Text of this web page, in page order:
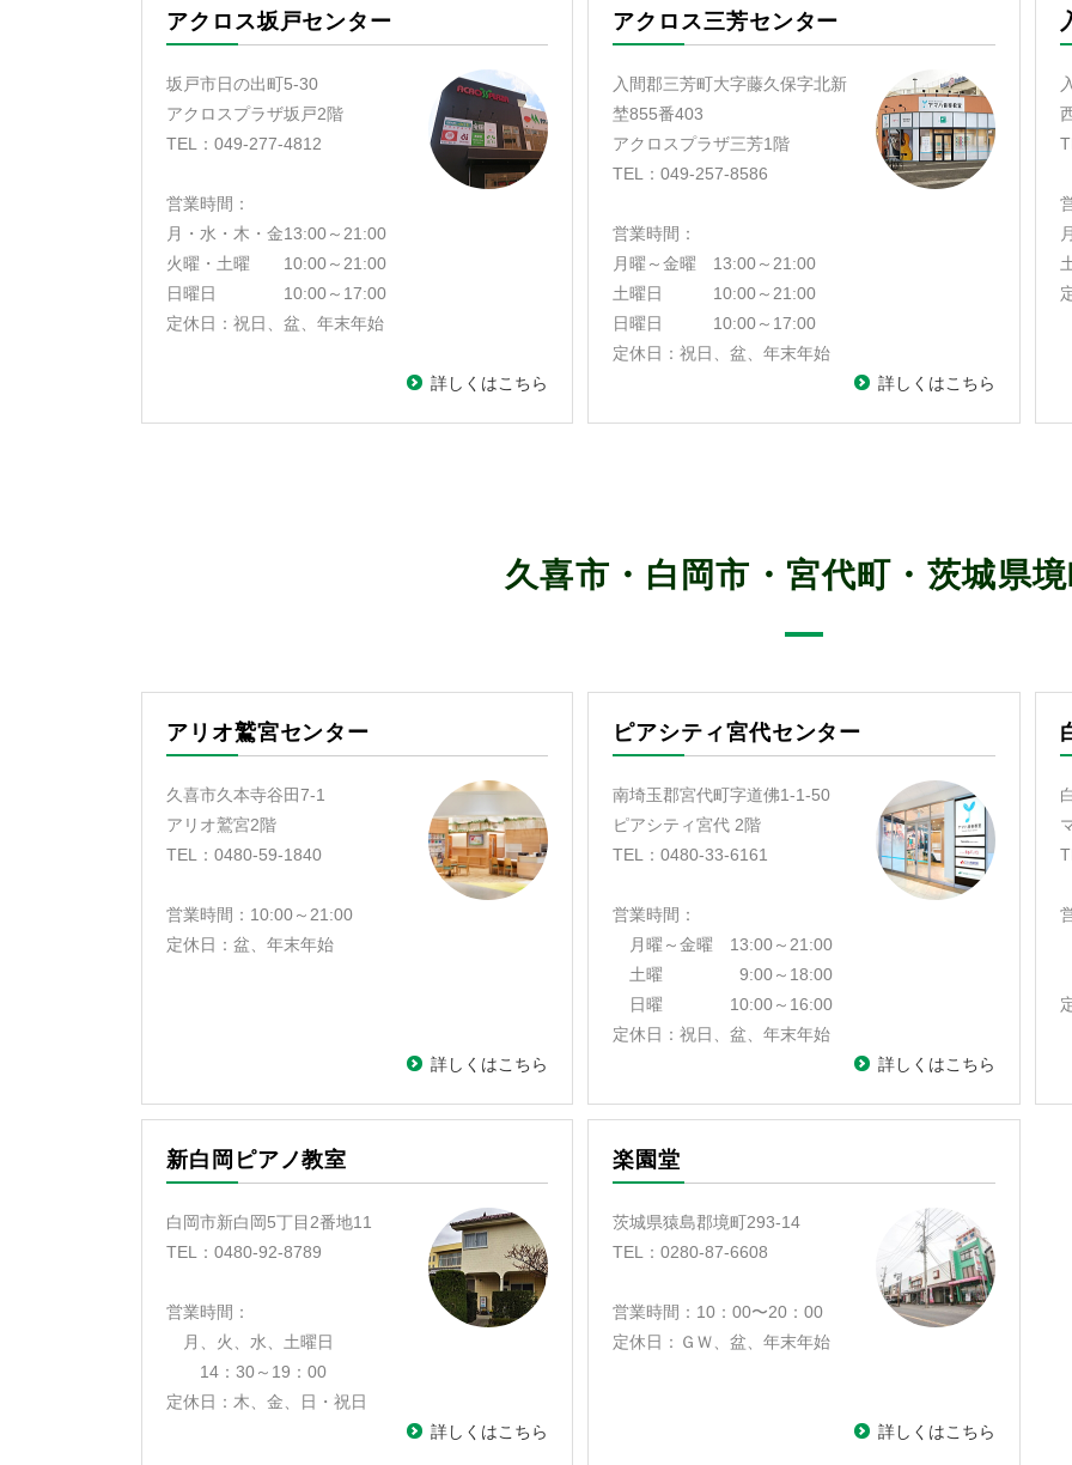
アクロス坂戸センター
坂戸市日の出町5-30
アクロスプラザ坂戸2階
TEL：049-277-4812
営業時間：
月・水・木・金13:00～21:00
火曜・土曜 10:00～21:00
日曜日 10:00～17:00
定休日：祝日、盆、年末年始
詳しくはこちら
アクロス三芳センター
入間郡三芳町大字藤久保字北新
埜855番403
アクロスプラザ三芳1階
TEL：049-257-8586
営業時間：
月曜～金曜 13:00～21:00
土曜日 10:00～21:00
日曜日 10:00～17:00
定休日：祝日、盆、年末年始
詳しくはこちら
久喜市・白岡市・宮代町・茨城県
アリオ鷲宮センター
久喜市久本寺谷田7-1
アリオ鷲宮2階
TEL：0480-59-1840
営業時間：10:00～21:00
定休日：盆、年末年始
詳しくはこちら
ピアシティ宮代センター
南埼玉郡宮代町字道佛1-1-50
ピアシティ宮代 2階
TEL：0480-33-6161
営業時間：
月曜～金曜 13:00～21:00
土曜 9:00～18:00
日曜 10:00～16:00
定休日：祝日、盆、年末年始
詳しくはこちら
新白岡ピアノ教室
白岡市新白岡5丁目2番地11
TEL：0480-92-8789
営業時間：
月、火、水、土曜日
14：30～19：00
定休日：木、金、日・祝日
詳しくはこちら
楽園堂
茨城県猿島郡境町293-14
TEL：0280-87-6608
営業時間： 10：00〜20：00
定休日：ＧＷ、盆、年末年始
詳しくはこちら